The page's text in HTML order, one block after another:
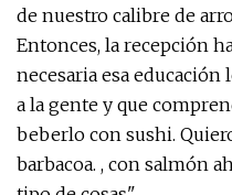
de nuestro calibre de
Entonces, la recepción
necesaria esa
a la gente y que
beberlo con sushi.
barbacoa. , con salmón